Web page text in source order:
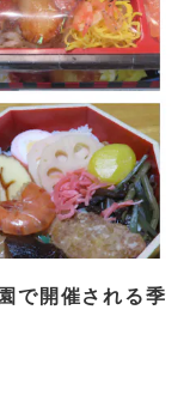
で開催される季